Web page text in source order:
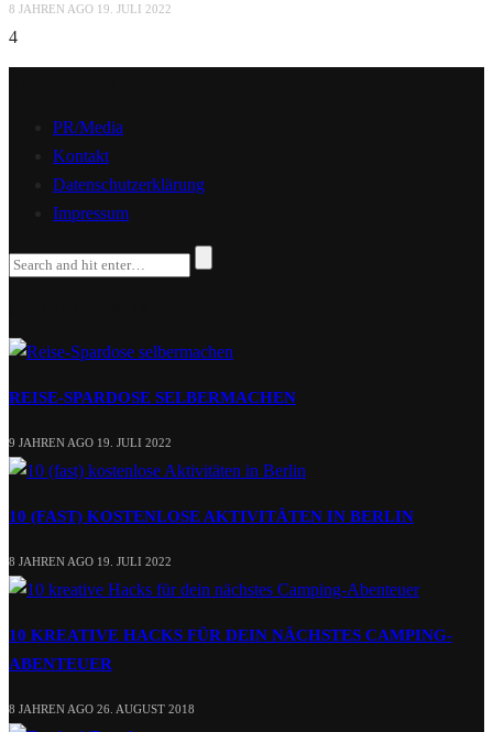
8 JAHREN AGO 19. JULI 2022
4
PR/Media
Kontakt
Datenschutzerklärung
Impressum
REISE-SPARDOSE SELBERMACHEN
9 JAHREN AGO 19. JULI 2022
10 (FAST) KOSTENLOSE AKTIVITÄTEN IN BERLIN
8 JAHREN AGO 19. JULI 2022
10 KREATIVE HACKS FÜR DEIN NÄCHSTES CAMPING-
ABENTEUER
8 JAHREN AGO 26. AUGUST 2018